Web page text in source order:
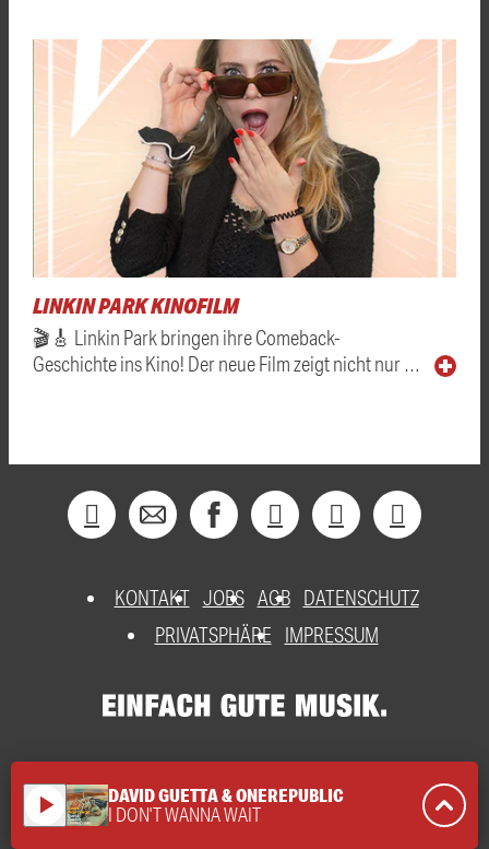
LINKIN PARK KINOFILM
🎬🎸 Linkin Park bringen ihre Comeback-
Geschichte ins Kino! Der neue Film zeigt nicht nur …
KONTAKT JOBS AGB DATENSCHUTZ
PRIVATSPHÄRE
IMPRESSUM
play_arrow DAVID GUETTA & ONEREPUBLIC
I DON'T WANNA WAIT